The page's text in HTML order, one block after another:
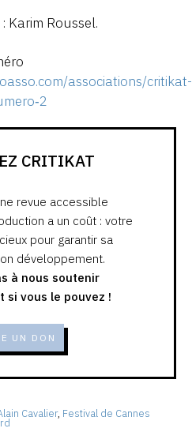
: Karim Roussel.
associations/critikat-
CRITIKAT
revue accessible
a un coût : votre
pour garantir sa
développement.
à nous soutenir
si vous le pouvez !
UN DON
Cavalier, Festival de Cannes